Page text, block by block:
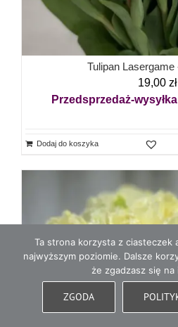
Tulipan Lasergame
19,00 zł
Przedsprzedaż-
Dodaj do koszyka
Ta strona korzysta z ciasteczek
najwyższym poziomie. Dalsze
że zgadzasz się na
ZGODA